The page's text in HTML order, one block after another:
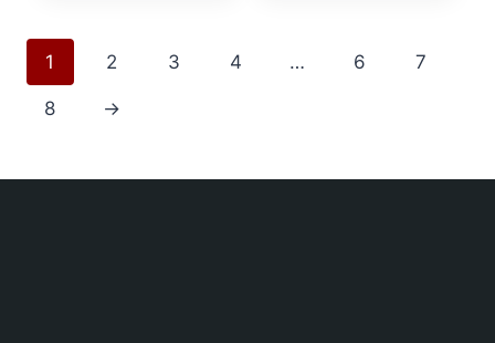
1 2 3 4 … 6 7
8 →